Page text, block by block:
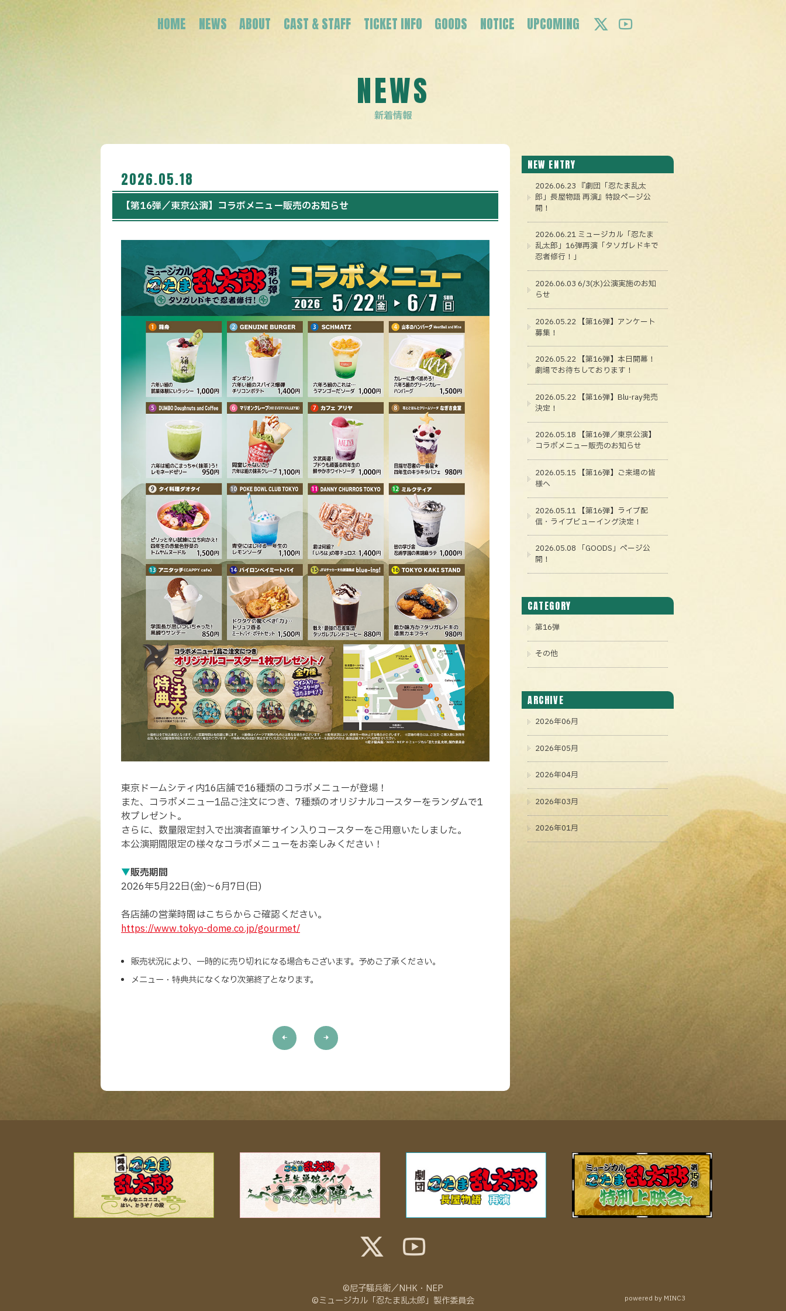
HOME NEWS ABOUT CAST & STAFF TICKET INFO GOODS NOTICE UPCOMING
NEWS
新着情報
2026.05.18
【第16弾／東京公演】コラボメニュー販売のお知らせ
東京ドームシティ内16店舗で16種類のコラボメニューが登場！
また、コラボメニュー1品ご注文につき、7種類のオリジナルコースターをランダムで1
枚プレゼント。
さらに、数量限定封入で出演者直筆サイン入りコースターをご用意いたしました。
本公演期間限定の様々なコラボメニューをお楽しみください！
▼販売期間
2026年5月22日(金)～6月7日(日)
各店舗の営業時間はこちらからご確認ください。
https://www.tokyo-dome.co.jp/gourmet/
販売状況により、一時的に売り切れになる場合もございます。予めご了承ください。
メニュー・特典共になくなり次第終了となります。
NEW ENTRY
2026.06.23 『劇団「忍たま乱太
郎」長屋物語 再演』特設ページ公
開！
2026.06.21 ミュージカル「忍たま
乱太郎」16弾再演「タソガレドキで
忍者修行！」
2026.06.03 6/3(水)公演実施のお知
らせ
2026.05.22 【第16弾】アンケート
募集！
2026.05.22 【第16弾】本日開幕！
劇場でお待ちしております！
2026.05.22 【第16弾】Blu-ray発売
決定！
2026.05.18 【第16弾／東京公演】
コラボメニュー販売のお知らせ
2026.05.15 【第16弾】ご来場の皆
様へ
2026.05.11 【第16弾】ライブ配
信・ライブビューイング決定！
2026.05.08 「GOODS」ページ公
開！
CATEGORY
第16弾
その他
ARCHIVE
2026年06月
2026年05月
2026年04月
2026年03月
2026年01月
©尼子騒兵衛／NHK・NEP
©ミュージカル「忍たま乱太郎」製作委員会
powered by MINC3